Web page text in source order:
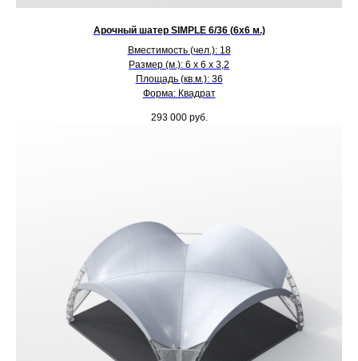
Арочный шатер SIMPLE 6/36 (6х6 м.)
Вместимость (чел.): 18
Размер (м.): 6 х 6 х 3,2
Площадь (кв.м.): 36
Форма: Квадрат
293 000 руб.